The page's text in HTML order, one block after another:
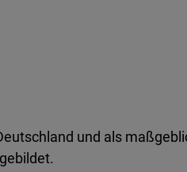
und als